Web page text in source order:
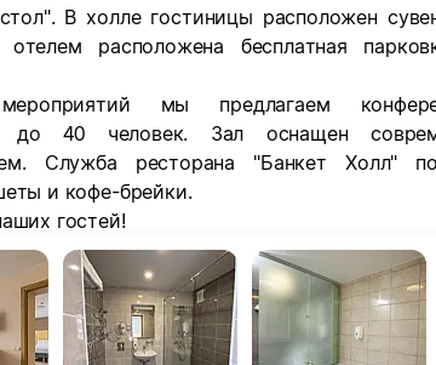
В холле гостиницы расположен
расположена бесплатная
мы предлагаем
до 40 человек. Зал оснащен
Служба ресторана "Банкет Холл"
и кофе-брейки.
гостей!